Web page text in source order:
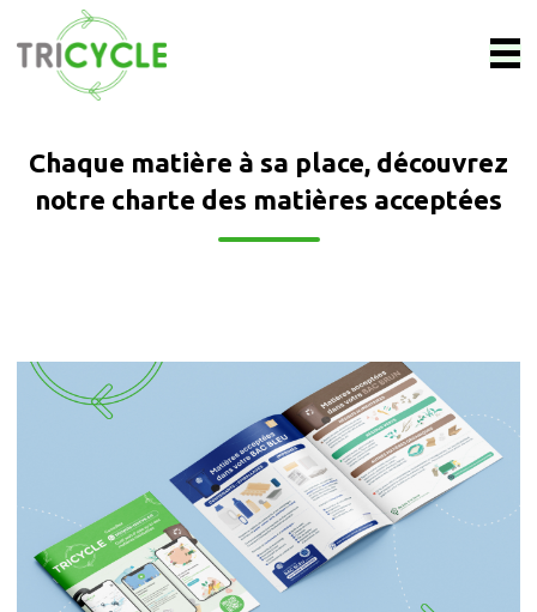
Chaque matière à sa place, découvrez
notre charte des matières acceptées